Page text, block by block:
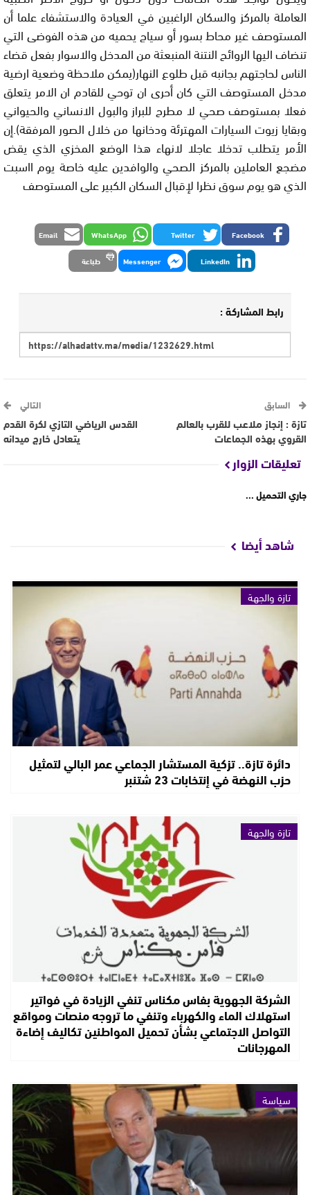
العاملة بالمركز والسكان الراغبين في العيادة والاستشفاء علما أن
المستوصف غير محاط بسور أو سياج يحميه من هذه الفوضى التي
تنضاف اليها الروائح النتنة المنبعثة من المدخل والاسوار بفعل قضاء
الناس لحاجتهم بجانبه قبل طلوع النهار(يمكن ملاحظة وضعية ارضية
مدخل المستوصف التي كان أحرى ان توحي للقادم ان الامر يتعلق
فعلا بمستوصف صحي لا مطرح للبراز والبول الانساني والحيواني
وبقايا زيوت السيارات المهترئة ودخانها من خلال الصور المرفقة).إن
الأمر يتطلب تدخلا عاجلا لانهاء هذا الوضع المخزي الذي يقض
مضجع العاملين بالمركز الصحي والوافدين عليه خاصة يوم ااسبت
الذي هو يوم سوق نظرا لإقبال السكان الكبير على المستوصف
Facebook
Twitter
WhatsApp
Email
LinkedIn
Messenger طباعة
رابط المشاركة :
السابق
تازة : إنجاز ملاعب للقرب بالعالم
القروي بهذه الجماعات
التالي
القدس الرياضي التازي لكرة القدم
يتعادل خارج ميدانه
تعليقات الزوار
جاري التحميل ...
شاهد أيضا
تازة والجهة
دائرة تازة.. تزكية المستشار الجماعي عمر البالي لتمثيل
حزب النهضة في إنتخابات 23 شتنبر
تازة والجهة
الشركة الجهوية بفاس مكناس تنفي الزيادة في فواتير
استهلاك الماء والكهرباء وتنفي ما تروجه منصات ومواقع
التواصل الاجتماعي بشأن تحميل المواطنين تكاليف إضاءة
المهرجانات
سياسة